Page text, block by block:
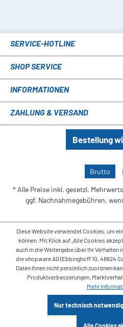
SERVICE-HOTLINE
SHOP SERVICE
INFORMATIONEN
ZAHLUNG & VERSAND
Bestellung
Brutto
* Alle Preise inkl. gesetzl.
ggf. Nachnahmegebühren,
Diese Website verwendet Cookies, um
können. Mit Klick auf „Alle Cookies
auch in die Weitergabe über Ihr Verhalten
die shopware AG (Ebbinghoff 10, 48624
Daten Ihnen nicht persönlich zuordnen
Produktverbesserungen,
Mehr
Nur technisch
Alle Cookies